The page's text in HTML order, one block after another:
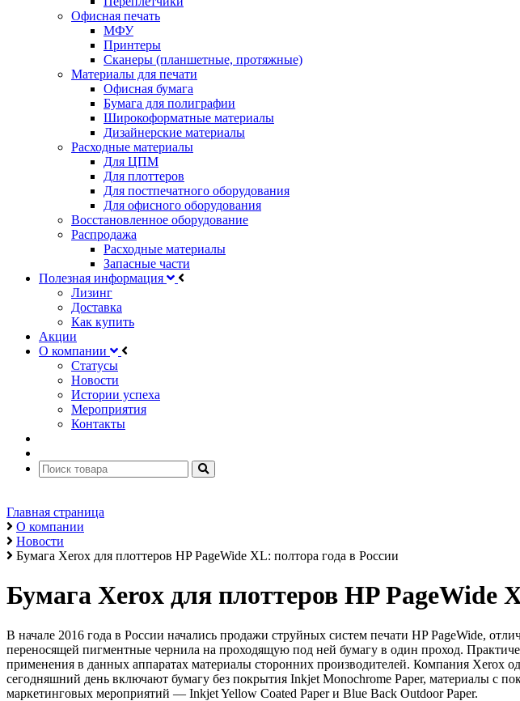
Офисная печать
МФУ
Принтеры
Сканеры (планшетные, протяжные)
Материалы для печати
Офисная бумага
Бумага для полиграфии
Широкоформатные материалы
Дизайнерские материалы
Расходные материалы
Для ЦПМ
Для плоттеров
Для постпечатного оборудования
Для офисного оборудования
Восстановленное оборудование
Распродажа
Расходные материалы
Запасные части
Полезная информация
Лизинг
Доставка
Как купить
Акции
О компании
Статусы
Новости
Истории успеха
Мероприятия
Контакты
Главная страница
О компании
Новости
Бумага Xerox для плоттеров HP PageWide XL: полтора года в России
Бумага Xerox для плоттеров HP PageWide
В начале 2016 года в России начались продажи струйных систем печати HP PageWide,
переносящей пигментные чернила на проходящую под ней бумагу в один проход.
применения в данных аппаратах материалы сторонних производителей. Компания Xerox
сегодняшний день включают бумагу без покрытия Inkjet Monochrome Paper, материалы с
маркетинговых мероприятий — Inkjet Yellow Coated Paper и Blue Back Outdoor Paper.